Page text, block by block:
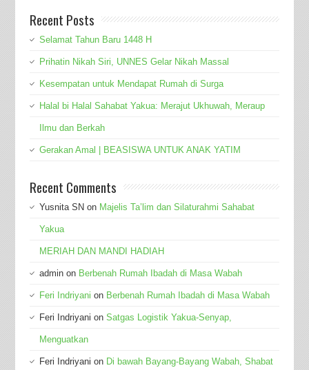
Recent Posts
Selamat Tahun Baru 1448 H
Prihatin Nikah Siri, UNNES Gelar Nikah Massal
Kesempatan untuk Mendapat Rumah di Surga
Halal bi Halal Sahabat Yakua: Merajut Ukhuwah, Meraup
Ilmu dan Berkah
Gerakan Amal | BEASISWA UNTUK ANAK YATIM
Recent Comments
Yusnita SN on Majelis Ta’lim dan Silaturahmi Sahabat
Yakua
MERIAH DAN MANDI HADIAH
adminon Berbenah Rumah Ibadah di Masa Wabah
Feri Indriyani on Berbenah Rumah Ibadah di Masa Wabah
Feri Indriyani on Satgas Logistik Yakua-Senyap,
Menguatkan
Feri Indriyani on Di bawah Bayang-Bayang Wabah, Shabat